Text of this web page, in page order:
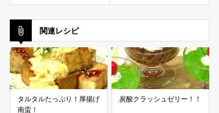
関連レシピ
タルタルたっぷり！厚揚げ
南蛮！
炭酸クラッシュゼリー！！